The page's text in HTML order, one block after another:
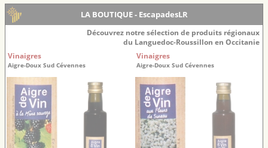
LA BOUTIQUE - EscapadesLR
Découvrez notre sélection de produits régionaux
du Languedoc-Roussillon en Occitanie
Vinaigres
Aigre-Doux Sud Cévennes
Vinaigres
Aigre-Doux Sud Cévennes